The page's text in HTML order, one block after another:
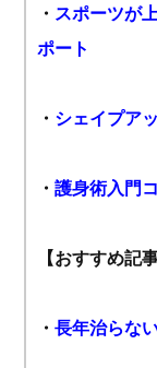
・ スポーツが
ポート
・ シェイプア
・護身術入門
【おすすめ記事
・長年治らな